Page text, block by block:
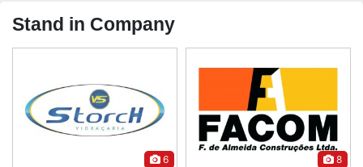
Stand in Company
6 8